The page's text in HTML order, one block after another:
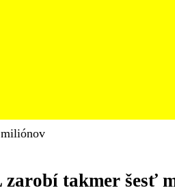
zarobí takmer šesť